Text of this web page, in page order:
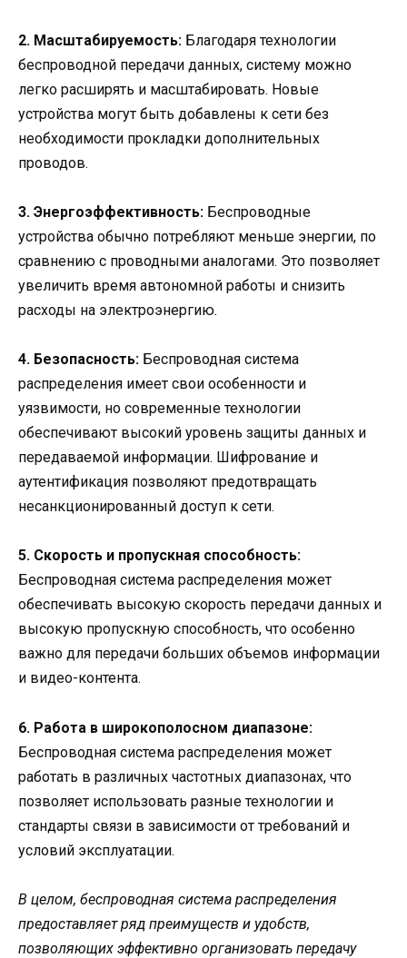
2. Масштабируемость: Благодаря технологии
беспроводной передачи данных, систему можно
легко расширять и масштабировать. Новые
устройства могут быть добавлены к сети без
необходимости прокладки дополнительных
проводов.
3. Энергоэффективность: Беспроводные
устройства обычно потребляют меньше энергии, по
сравнению с проводными аналогами. Это позволяет
увеличить время автономной работы и снизить
расходы на электроэнергию.
4. Безопасность: Беспроводная система
распределения имеет свои особенности и
уязвимости, но современные технологии
обеспечивают высокий уровень защиты данных и
передаваемой информации. Шифрование и
аутентификация позволяют предотвращать
несанкционированный доступ к сети.
5. Скорость и пропускная способность:
Беспроводная система распределения может
обеспечивать высокую скорость передачи данных и
высокую пропускную способность, что особенно
важно для передачи больших объемов информации
и видео-контента.
6. Работа в широкополосном диапазоне:
Беспроводная система распределения может
работать в различных частотных диапазонах, что
позволяет использовать разные технологии и
стандарты связи в зависимости от требований и
условий эксплуатации.
В целом, беспроводная система распределения
предоставляет ряд преимуществ и удобств,
позволяющих эффективно организовать передачу